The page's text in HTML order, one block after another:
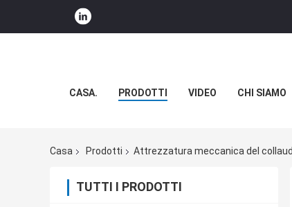
CASA. PRODOTTI VIDEO CHI SIAMO
Casa Prodotti Attrezzatura meccanica del
TUTTI I PRODOTTI